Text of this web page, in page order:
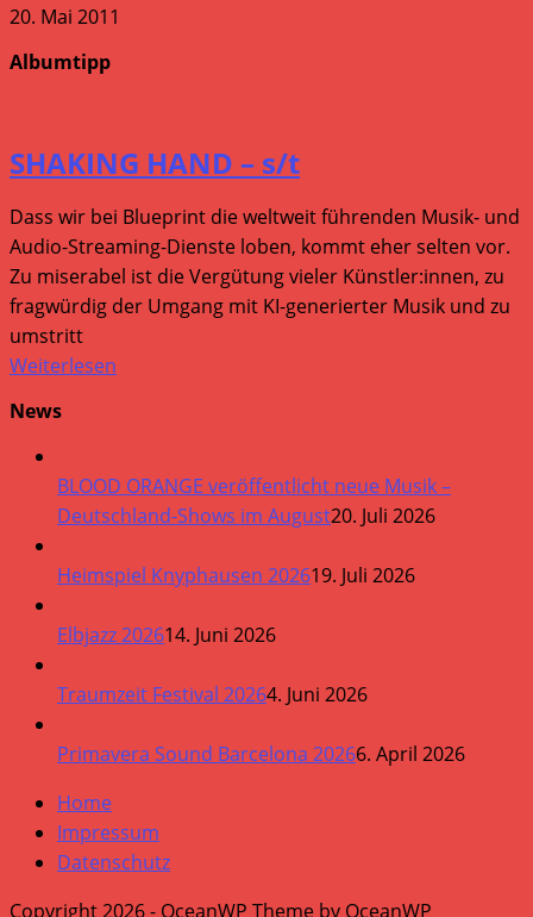
20. Mai 2011
Albumtipp
SHAKING HAND – s/t
Dass wir bei Blueprint die weltweit führenden Musik- und
Audio-Streaming-Dienste loben, kommt eher selten vor.
Zu miserabel ist die Vergütung vieler Künstler:innen, zu
fragwürdig der Umgang mit KI-generierter Musik und zu
umstritt
Weiterlesen
News
BLOOD ORANGE veröffentlicht neue Musik –
Deutschland-Shows im August20. Juli 2026
Heimspiel Knyphausen 202619. Juli 2026
Elbjazz 202614. Juni 2026
Traumzeit Festival 20264. Juni 2026
Primavera Sound Barcelona 20266. April 2026
Home
Impressum
Datenschutz
Copyright 2026 - OceanWP Theme by OceanWP